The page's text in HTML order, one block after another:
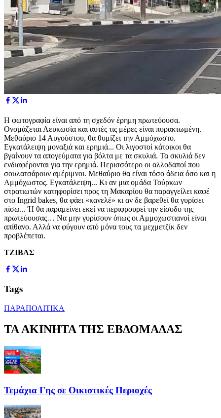
Η φωτογραφία είναι από τη σχεδόν έρημη πρωτεύουσα.
Ονομάζεται Λευκωσία και αυτές τις μέρες είναι πυρακτωμένη.
Μεθαύριο 14 Αυγούστου, θα θυμίζει την Αμμόχωστο.
Εγκατάλειψη μοναξιά και ερημιά... Οι λιγοστοί κάτοικοι θα
βγαίνουν τα απογεύματα για βόλτα με τα σκυλιά. Τα σκυλιά δεν
ενδιαφέρονται για την ερημιά. Περισσότερο οι αλλοδαποί που
σουλατσάρουν αμέριμνοι. Μεθαύριο θα είναι τόσο άδεια όσο και η
Αμμόχωστος. Εγκατάλειψη... Κι αν μια ομάδα Τούρκων
στρατιωτών κατηφορίσει προς τη Μακαρίου θα παραγγείλει καφέ
στο Ingrid bakes, θα φάει «κανελέ» κι αν δε βαρεθεί θα γυρίσει
πίσω... Ή θα παραμείνει εκεί να περιφρουρεί την είσοδο της
πρωτεύουσας… Να μην γυρίσουν όπως οι Αμμοχωστιανοί είναι
απίθανο. Αλλά να φύγουν από μόνα τους τα μεχμετζίκ δεν
προβλέπεται.
ΤΖΙΒΑΣ
Tags
ΠΑΡΑΠΟΛΙΤΙΚΑ
ΤΑ ΑΚΙΝΗΤΑ ΤΗΣ ΕΒΔΟΜΑΔΑΣ
Τεμάχια Γης σε Οικιστικές Περιοχές